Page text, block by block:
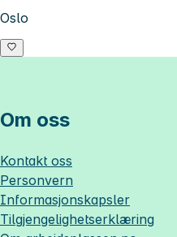
Oslo
Om oss
Kontakt oss
Personvern
Informasjonskapsler
Tilgjengelighetserklæring